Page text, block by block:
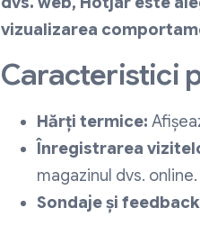
vizualizarea
Caracteristici
Hărți termice:
Înregistrarea
magazinul dvs. online.
Sondaje și